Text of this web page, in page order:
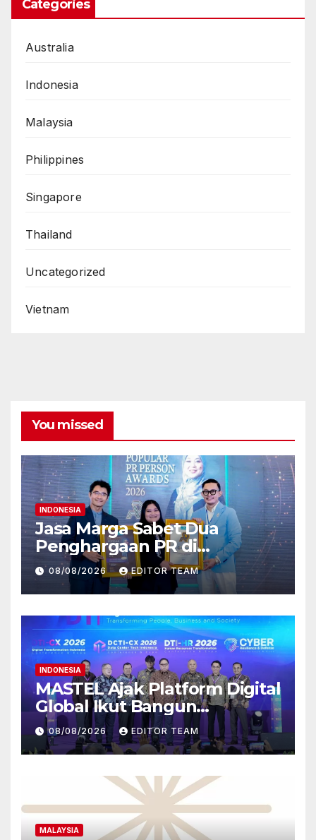
Categories
Australia
Indonesia
Malaysia
Philippines
Singapore
Thailand
Uncategorized
Vietnam
You missed
INDONESIA
Jasa Marga Sabet Dua
Penghargaan PR di
Indonesia Public Relations
Summit 2026
08/08/2026 EDITOR TEAM
INDONESIA
MASTEL Ajak Platform Digital
Global Ikut Bangun
Infrastruktur Digital Nasional
08/08/2026 EDITOR TEAM
MALAYSIA